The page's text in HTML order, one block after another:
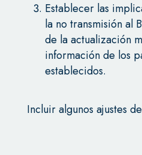
Establecer las
la no transmisión al
de la actualización
información de los
establecidos.
Incluir algunos ajustes